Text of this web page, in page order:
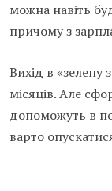
можна навіть
причому з
Вихід в «зелену
місяців. Але
допоможуть в
варто